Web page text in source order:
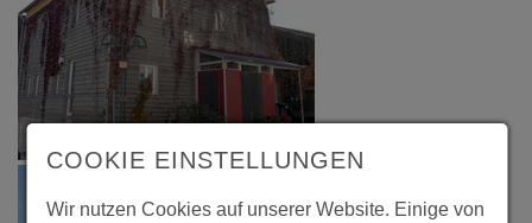
COOKIE EINSTELLUNGEN
Wir nutzen Cookies auf unserer Website. Einige von